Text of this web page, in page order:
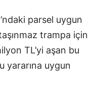
parsel uygun
trampa için
TL’yi aşan bu
yararına uygun